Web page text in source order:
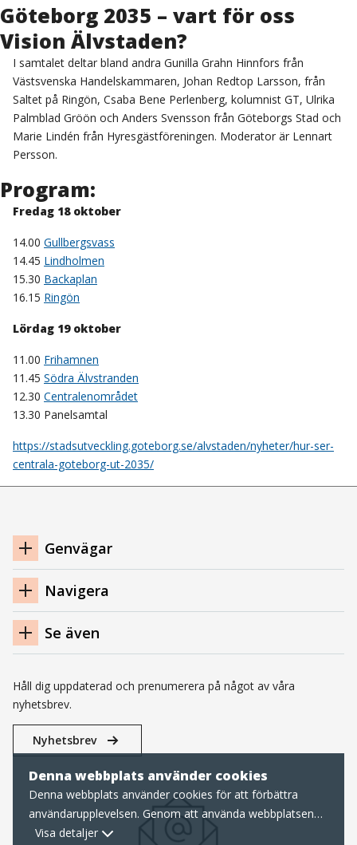
Denna webbplats använder cookies
Denna webbplats använder cookies för att förbättra
användarupplevelsen. Genom att använda webbplatsen
samtycker du till nödvändiga cookies, läs mer nedan om
Visa detaljer
Göteborg 2035 – vart för oss
Vision Älvstaden?
I samtalet deltar bland andra Gunilla Grahn Hinnfors från
Västsvenska Handelskammaren, Johan Redtop Larsson, från
Saltet på Ringön, Csaba Bene Perlenberg, kolumnist GT, Ulrika
Palmblad Gröön och Anders Svensson från Göteborgs Stad och
Marie Lindén från Hyresgästföreningen. Moderator är Lennart
Persson.
Program:
Fredag 18 oktober
14.00 Gullbergsvass
14.45 Lindholmen
15.30 Backaplan
16.15 Ringön
Lördag 19 oktober
11.00 Frihamnen
11.45 Södra Älvstranden
12.30 Centralenområdet
13.30 Panelsamtal
https://stadsutveckling.goteborg.se/alvstaden/nyheter/hur-ser-
centrala-goteborg-ut-2035/
Navigation
sidfot
Genvägar
Navigera
Se även
Håll dig uppdaterad och prenumerera på något av våra
nyhetsbrev.
Nyhetsbrev